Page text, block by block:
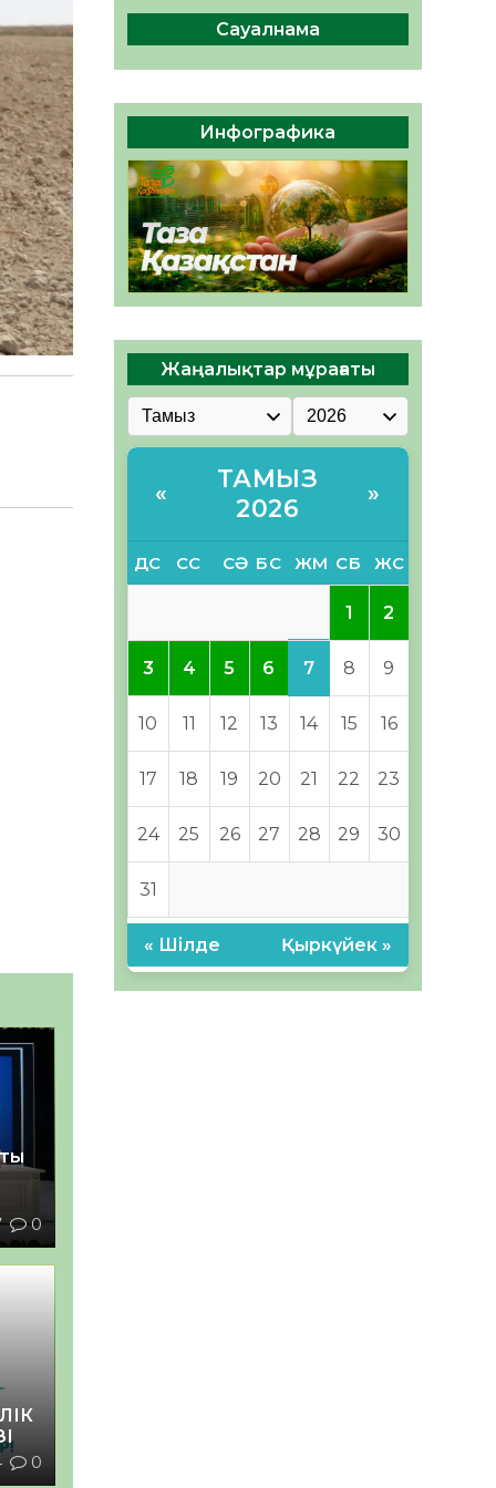
0
0
Руслан Рүстемұлы облыс
әкімінің кеңесшісі болып
тағайындалды
05.08.2026
37 0
Сауалнама
Инфографика
Жаңалықтар мұрағаты
«
ТАМЫЗ
2026
»
ДС СС СӘ БС ЖМ СБ ЖС
1 2
3 4 5 6 7 8 9
10 11 12 13 14 15 16
17 18 19 20 21 22 23
24 25 26 27 28 29 30
31
« Шілде Қыркүйек »